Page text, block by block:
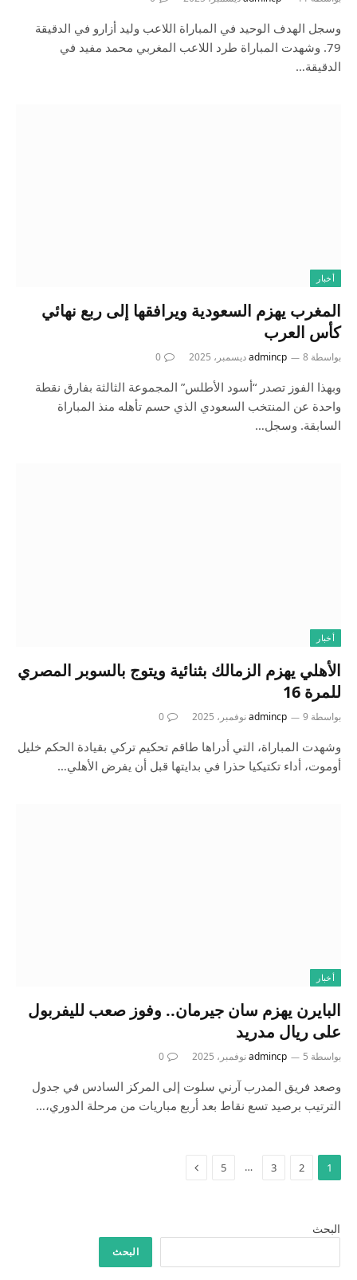
وسجل الهدف الوحيد في المباراة اللاعب وليد أزارو في الدقيقة
79. وشهدت المباراة طرد اللاعب المغربي محمد مفيد في
الدقيقة…
أخبار
المغرب يهزم السعودية ويرافقها إلى ربع نهائي
كأس العرب
بواسطة admincp 8 ديسمبر، 2025 0
وبهذا الفوز تصدر “أسود الأطلس” المجموعة الثالثة بفارق نقطة
واحدة عن المنتخب السعودي الذي حسم تأهله منذ المباراة
السابقة. وسجل…
أخبار
الأهلي يهزم الزمالك بثنائية ويتوج بالسوبر المصري
للمرة 16
بواسطة admincp 9 نوفمبر، 2025 0
وشهدت المباراة، التي أدراها طاقم تحكيم تركي بقيادة الحكم خليل
أوموت، أداء تكتيكيا حذرا في بدايتها قبل أن يفرض الأهلي…
أخبار
البايرن يهزم سان جيرمان.. وفوز صعب لليفربول
على ريال مدريد
بواسطة admincp 5 نوفمبر، 2025 0
وصعد فريق المدرب آرني سلوت إلى المركز السادس في جدول
الترتيب برصيد تسع نقاط بعد أربع مباريات من مرحلة الدوري،…
1
2
3
…
5 التالي
البحث
البحث